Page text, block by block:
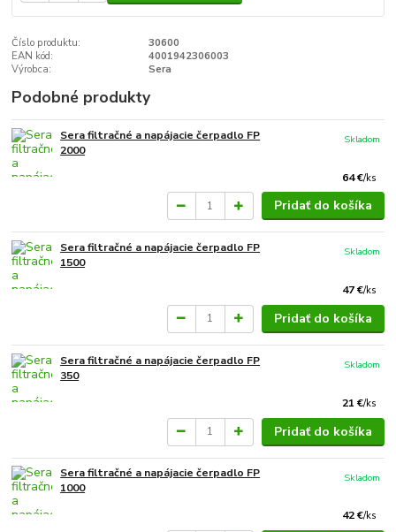
Číslo produktu:
30600
EAN kód:
4001942306003
Výrobca:
Sera
Podobné produkty
Sera filtračné a napájacie čerpadlo FP
2000
64 €/ks
Skladom
Pridať do košíka
Sera filtračné a napájacie čerpadlo FP
1500
47 €/ks
Skladom
Pridať do košíka
Sera filtračné a napájacie čerpadlo FP
350
21 €/ks
Skladom
Pridať do košíka
Sera filtračné a napájacie čerpadlo FP
1000
42 €/ks
Skladom